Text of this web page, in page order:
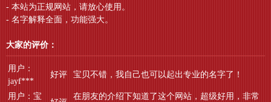
- 本站为正规网站，请放心使用。
- 名字解释全面，功能强大。
大家的评价：
用户：
jayf***
好评 宝贝不错，我自己也可以起出专业的名字了！
用户：宝
在朋友的介绍下知道了这个网站，超级好用，非常